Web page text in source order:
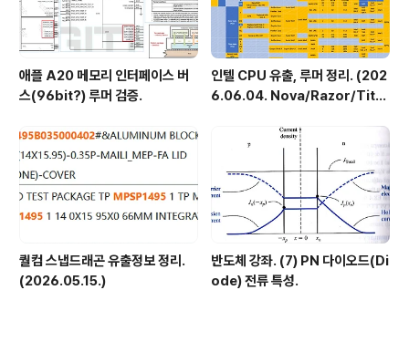
애플 A20 메모리 인터페이스 버
스(96bit?) 루머 검증.
인텔 CPU 유출, 루머 정리. (202
6.06.04. Nova/Razor/Tita
퀄컴 스냅드래곤 유출정보 정리.
(2026.05.15.)
반도체 강좌. (7) PN 다이오드(Di
ode) 전류 특성.